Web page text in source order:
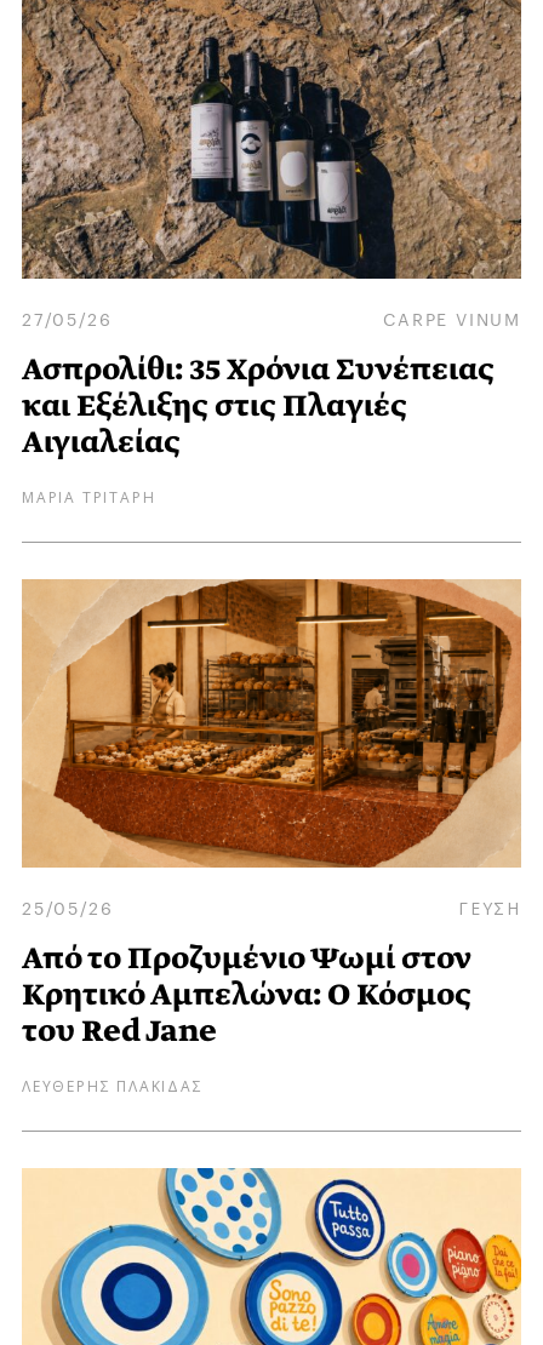
27/05/26 CARPE VINUM
Ασπρολίθι: 35 Χρόνια Συνέπειας
και Eξέλιξης στις Πλαγιές
Αιγιαλείας
ΜΑΡΙΑ ΤΡΙΤΑΡΗ
25/05/26 ΓΕΥΣΗ
Από το Προζυμένιο Ψωμί στον
Κρητικό Αμπελώνα: Ο Κόσμος
του Red Jane
ΛΕΥΘΕΡΗΣ ΠΛΑΚΙΔΑΣ